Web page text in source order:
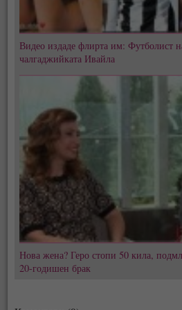
Видео издаде флирта им: Футболист
чалгаджийката Ивайла
Нова жена? Геро стопи 50 кила,
20-годишен брак